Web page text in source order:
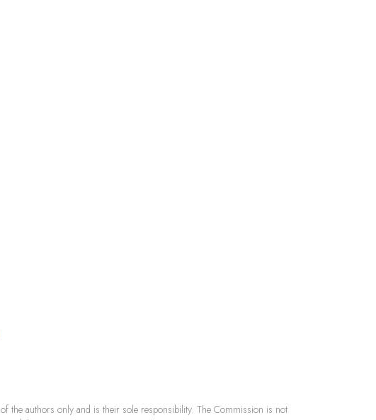
the authors only and is their sole responsibility. The Commission is not